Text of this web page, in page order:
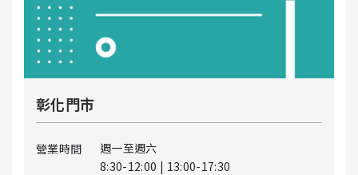
彰化門市
營業時間
週一至週六
8:30-12:00 | 13:00-17:30